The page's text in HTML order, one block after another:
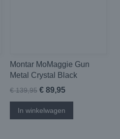
Montar MoMaggie Gun
Metal Crystal Black
€ 139,95 € 89,95
In winkelwagen